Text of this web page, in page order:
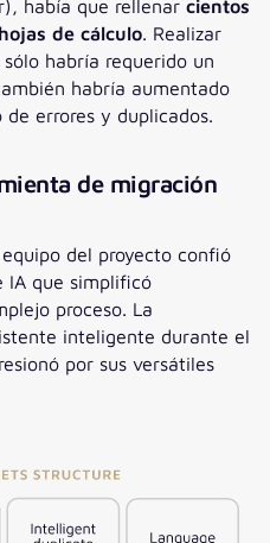
había que rellenar cientos
de cálculo. Realizar
habría requerido un
habría aumentado
errores y duplicados.
de migración
del proyecto confió
IA que simplificó
proceso. La
inteligente durante el
por sus versátiles